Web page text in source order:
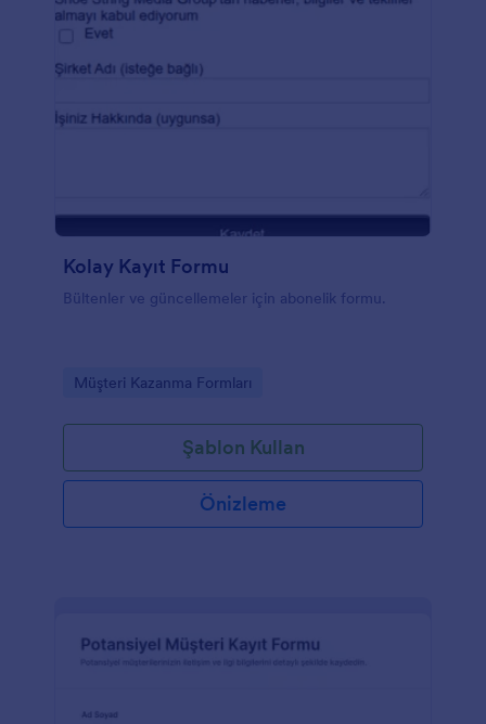
Kolay Kayıt Formu
Bültenler ve güncellemeler için abonelik formu.
Go to Category:
Müşteri Kazanma Formları
Şablon Kullan
Önizleme